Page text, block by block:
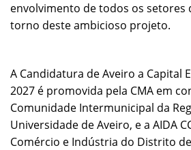
envolvimento de todos os setores
torno deste ambicioso projeto.
A Candidatura de Aveiro a Capital
2027 é promovida pela CMA em
Comunidade Intermunicipal da
Universidade de Aveiro, e a AIDA
Comércio e Indústria do Distrito